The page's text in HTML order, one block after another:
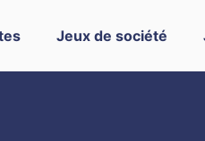
Jeux de société